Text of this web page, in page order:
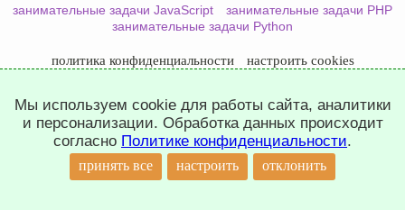
занимательные задачи JavaScript
занимательные задачи PHP
занимательные задачи Python
политика конфиденциальности настроить cookies
Мы используем cookie для работы сайта, аналитики
и персонализации. Обработка данных происходит
согласно Политике конфиденциальности.
принять все настроить отклонить